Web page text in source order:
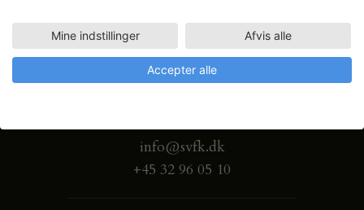
Gammel Dok Pakhus
info@svfk.dk
+45 32 96 05 10
Mine indstillinger Afvis alle
Accepter alle